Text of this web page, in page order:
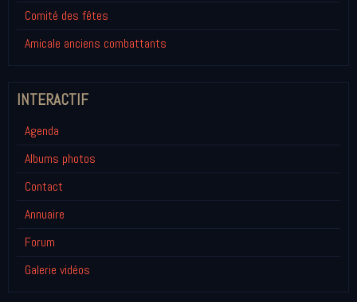
Comité des fêtes
Amicale anciens combattants
INTERACTIF
Agenda
Albums photos
Contact
Annuaire
Forum
Galerie vidéos